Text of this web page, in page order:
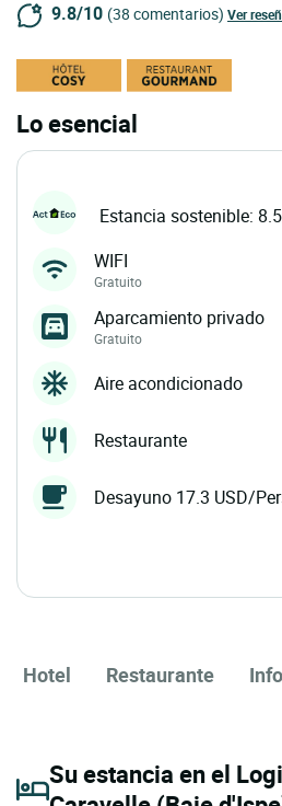
9.8/10 (38 comentarios) Ver
Lo esencial
Estancia sostenible:
WIFI
Gratuito
Aparcamiento privado
Gratuito
Aire acondicionado
Restaurante
Desayuno 17.3 USD/
Hotel Restaurante
Su estancia en el